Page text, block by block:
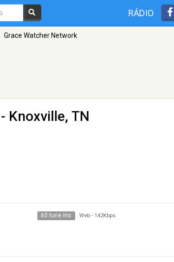
RÁDIO
Grace Watcher Network
- Knoxville, TN
60 tune ins Web - 142Kbps